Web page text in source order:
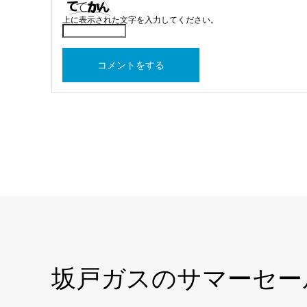
上に表示された文字を入力してください。
坂戸ガスのサマーセー